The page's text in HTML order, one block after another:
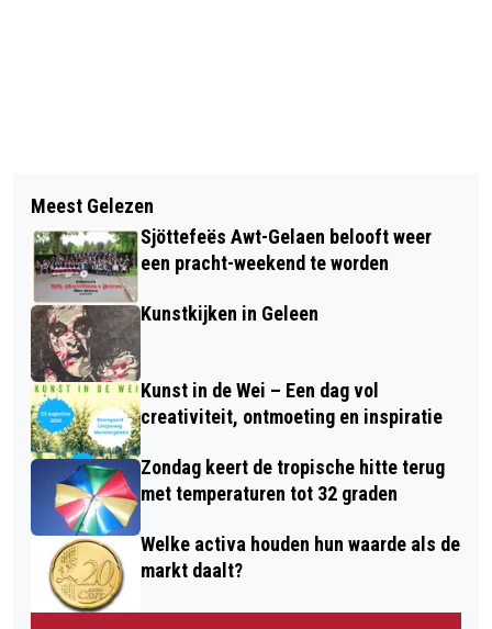
VOOR VMBO'ERS MAASTRICHT
VRIJDAG DUIDELIJKHEID
DROOGTE HOUDT AAN ONDANKS
REGEN
Meest Gelezen
Sjöttefeës Awt-Gelaen belooft weer
een pracht-weekend te worden
Kunstkijken in Geleen
Kunst in de Wei – Een dag vol
creativiteit, ontmoeting en inspiratie
Zondag keert de tropische hitte terug
met temperaturen tot 32 graden
Welke activa houden hun waarde als de
markt daalt?